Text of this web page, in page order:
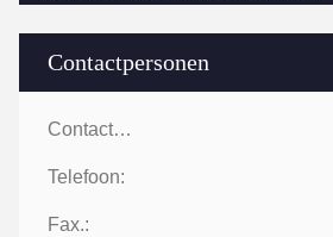
Contactpersonen
Contactpersonen:
Telefoon:
Fax.: